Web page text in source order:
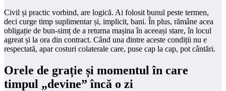
Civil și practic vorbind, are logică. Ai folosit bunul peste termen,
deci curge timp suplimentar și, implicit, bani. În plus, rămâne acea
obligație de bun-simț de a returna mașina în aceeași stare, în locul
agreat și la ora din contract. Când una dintre aceste condiții nu e
respectată, apar costuri colaterale care, puse cap la cap, pot cântări.
Orele de grație și momentul în care
timpul „devine” încă o zi